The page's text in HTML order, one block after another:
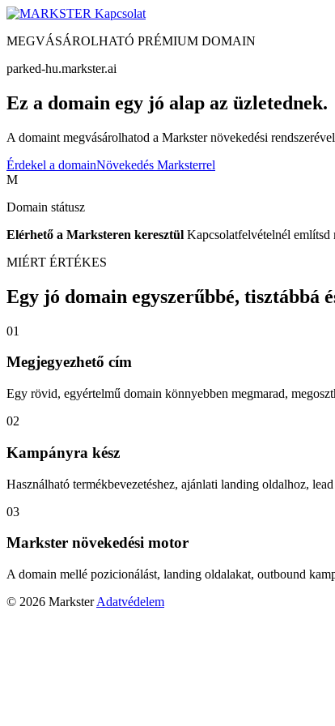
Kapcsolat
MEGVÁSÁROLHATÓ PRÉMIUM DOMAIN
parked-hu.markster.ai
Ez a domain egy jó alap az üzletednek.
A domaint megvásárolhatod a Markster növekedési
Érdekel a domainNövekedés Marksterrel
M
Domain státusz
Elérhető a Marksteren keresztül Kapcsolatfelvételnél említsd
MIÉRT ÉRTÉKES
Egy jó domain egyszerűbbé, tisztábbá
01
Megjegyezhető cím
Egy rövid, egyértelmű domain könnyebben megmarad,
02
Kampányra kész
Használható termékbevezetéshez, ajánlati landing oldalhoz,
03
Markster növekedési motor
A domain mellé pozicionálást, landing oldalakat, outbound
© 2026 Markster Adatvédelem